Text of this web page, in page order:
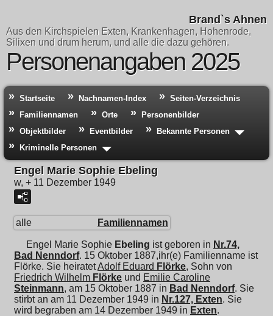
Brand`s Ahnen
Aus den Kirchspielen Exten, Krankenhagen, Hohenrode,
Silixen und drum herum, und alle die dazu gehören.
Personenangaben 2025
Startseite Nachnamen-Index
Seiten-Verzeichnis
Familiennamen
Orte
Personenbilder
Objektbilder
Eventbilder
Bekannte Personen
Kriminelle Personen
Engel Marie Sophie Ebeling
w, + 11 Dezember 1949
alle Familiennamen
Engel Marie Sophie Ebeling ist geboren in Nr.74,
Bad Nenndorf. 15 Oktober 1887,ihr(e) Familienname ist
Flörke. Sie heiratetAdolf Eduard Flörke, Sohn von
Friedrich Wilhelm Flörke und Emilie Caroline
Steinmann, am 15 Oktober 1887 in Bad Nenndorf. Sie
stirbt an am 11 Dezember 1949 in Nr.127, Exten. Sie
wird begraben am 14 Dezember 1949 in Exten.